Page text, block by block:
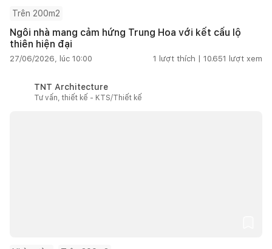
Trên 200m2
Ngôi nhà mang cảm hứng Trung Hoa với kết cấu lộ
thiên hiện đại
27/06/2026, lúc 10:00 1 lượt thích | 10.651 lượt xem
TNT Architecture
Tư vấn, thiết kế - KTS/Thiết kế